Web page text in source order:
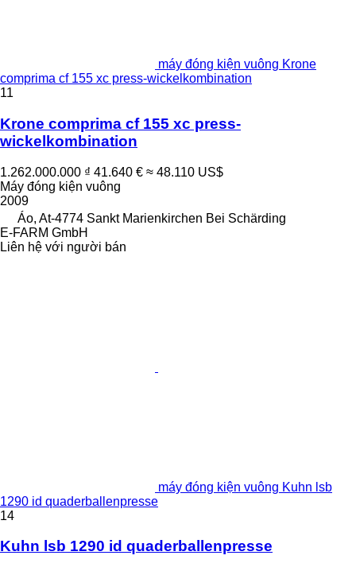
máy đóng kiện vuông Krone
comprima cf 155 xc press-wickelkombination
11
Krone comprima cf 155 xc press-
wickelkombination
1.262.000.000 ₫ 41.640 € ≈ 48.110 US$
Máy đóng kiện vuông
2009
Áo, At-4774 Sankt Marienkirchen Bei Schärding
E-FARM GmbH
Liên hệ với người bán
máy đóng kiện vuông Kuhn lsb
1290 id quaderballenpresse
14
Kuhn lsb 1290 id quaderballenpresse